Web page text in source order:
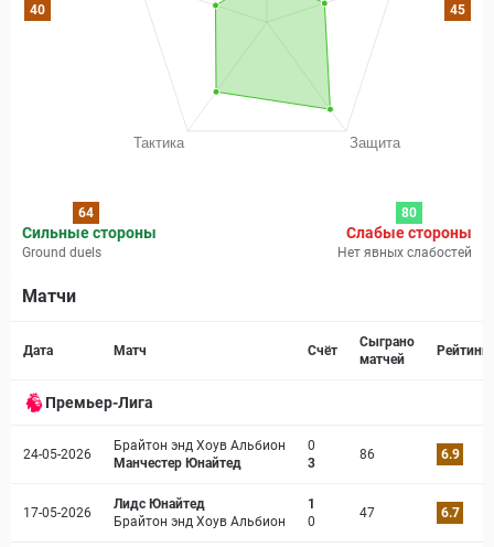
40 45
64 80
Сильные стороны
Ground duels
Слабые стороны
Нет явных слабостей
Матчи
Дата Матч Счёт
Сыграно
матчей
Рейтинг
Премьер-Лига
24-05-2026
Брайтон энд Хоув Альбион
Манчестер Юнайтед
0
3
86 6.9
17-05-2026
Лидс Юнайтед
Брайтон энд Хоув Альбион
1
0
47 6.7